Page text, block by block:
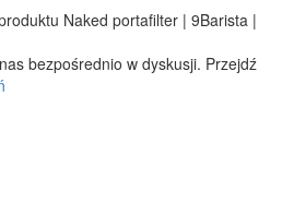
Naked portafilter | 9Barista |
bezpośrednio w dyskusji. Przejdź